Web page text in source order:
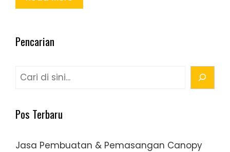
Pencarian
Cari
Pos Terbaru
Jasa Pembuatan & Pemasangan Canopy